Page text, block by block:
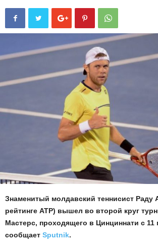
Знаменитый молдавский теннисист Раду
рейтинге АТР) вышел во второй круг
Мастерс, проходящего в Цинциннати с 11
сообщает Sputnik.